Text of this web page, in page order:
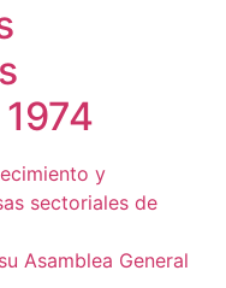
y
sectoriales de
Asamblea General